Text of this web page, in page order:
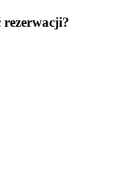
rezerwacji?